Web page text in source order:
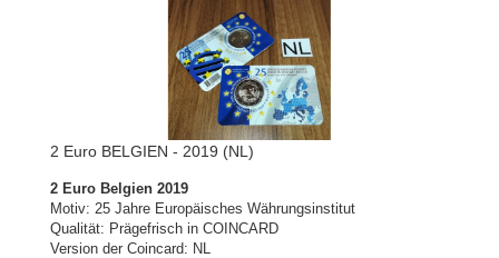
2 Euro BELGIEN - 2019 (NL)
2 Euro Belgien 2019
Motiv: 25 Jahre Europäisches Währungsinstitut
Qualität: Prägefrisch in COINCARD
Version der Coincard: NL